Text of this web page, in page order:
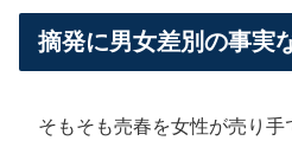
摘発に男女差別の事実
そもそも売春を女性が売り手